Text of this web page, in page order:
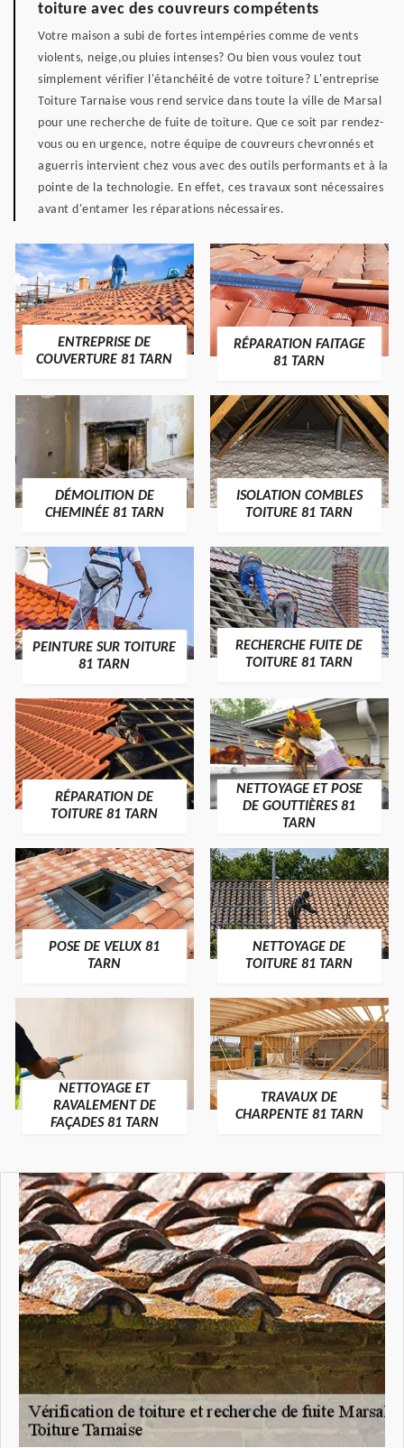
toiture avec des couvreurs compétents
Votre maison a subi de fortes intempéries comme de vents
violents, neige,ou pluies intenses? Ou bien vous voulez tout
simplement vérifier l'étanchéité de votre toiture? L'entreprise
Toiture Tarnaise vous rend service dans toute la ville de Marsal
pour une recherche de fuite de toiture. Que ce soit par rendez-
vous ou en urgence, notre équipe de couvreurs chevronnés et
aguerris intervient chez vous avec des outils performants et à la
pointe de la technologie. En effet, ces travaux sont nécessaires
avant d'entamer les réparations nécessaires.
ENTREPRISE DE
COUVERTURE 81 TARN
RÉPARATION FAITAGE
81 TARN
DÉMOLITION DE
CHEMINÉE 81 TARN
ISOLATION COMBLES
TOITURE 81 TARN
PEINTURE SUR TOITURE
81 TARN
RECHERCHE FUITE DE
TOITURE 81 TARN
RÉPARATION DE
TOITURE 81 TARN
NETTOYAGE ET POSE
DE GOUTTIÈRES 81
TARN
POSE DE VELUX 81
TARN
NETTOYAGE DE
TOITURE 81 TARN
NETTOYAGE ET
RAVALEMENT DE
FAÇADES 81 TARN
TRAVAUX DE
CHARPENTE 81 TARN